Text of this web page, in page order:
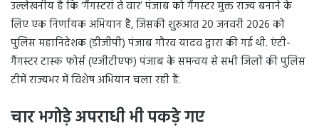
उल्लेखनीय है कि ‘गैंगस्टरां ते वार’ पंजाब को गैंगस्टर मुक्त राज्य बनाने के
लिए एक निर्णायक अभियान है, जिसकी शुरुआत 20 जनवरी 2026 को
पुलिस महानिदेशक (डीजीपी) पंजाब गौरव यादव द्वारा की गई थी. एंटी-
गैंगस्टर टास्क फोर्स (एजीटीएफ) पंजाब के समन्वय से सभी जिलों की पुलिस
टीमें राज्यभर में विशेष अभियान चला रही हैं.
चार भगोड़े अपराधी भी पकड़े गए